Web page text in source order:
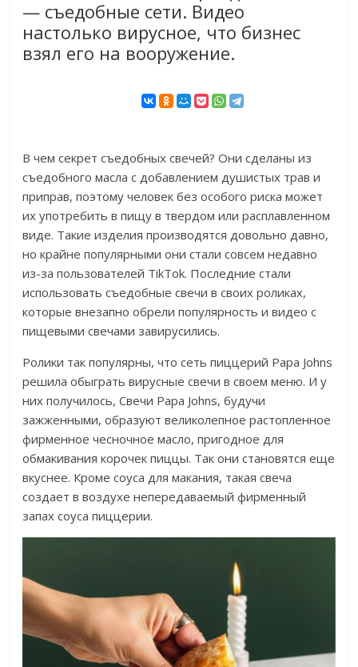
— съедобные сети. Видео
настолько вирусное, что бизнес
взял его на вооружение.
В чем секрет съедобных свечей? Они сделаны из
съедобного масла с добавлением душистых трав и
приправ, поэтому человек без особого риска может
их употребить в пищу в твердом или расплавленном
виде. Такие изделия производятся довольно давно,
но крайне популярными они стали совсем недавно
из-за пользователей TikTok. Последние стали
использовать съедобные свечи в своих роликах,
которые внезапно обрели популярность и видео с
пищевыми свечами завирусились.
Ролики так популярны, что сеть пиццерий Papa Johns
решила обыграть вирусные свечи в своем меню. И у
них получилось, Свечи Papa Johns, будучи
зажженными, образуют великолепное растопленное
фирменное чесночное масло, пригодное для
обмакивания корочек пиццы. Так они становятся еще
вкуснее. Кроме соуса для макания, такая свеча
создает в воздухе непередаваемый фирменный
запах соуса пиццерии.